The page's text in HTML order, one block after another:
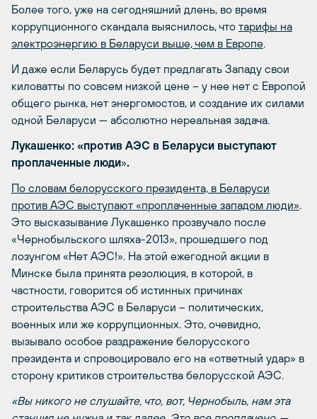
Более того, уже на сегодняшний длень, во время
коррупционного скандала выяснилось, что тарифы на
электроэнергию в Беларуси выше, чем в Европе.
И даже если Беларусь будет предлагать Западу свои
киловатты по совсем низкой цене – у нее нет с Европой
общего рынка, нет энергомостов, и создание их силами
одной Беларуси — абсолютно нереальная задача.
Лукашенко: «против АЭС в Беларуси выступают
проплаченные люди».
По словам белорусского президента, в Беларуси
против АЭС выступают «проплаченные западом люди».
Это высказывание Лукашенко прозвучало после
«Чернобыльского шляха-2013», прошедшего под
лозунгом «Нет АЭС!». На этой ежегодной акции в
Минске была принята резолюция, в которой, в
частности, говорится об истинных причинах
строительства АЭС в Беларуси – политических,
военных или же коррупционных. Это, очевидно,
вызывало особое раздражение белорусского
президента и спровоцировало его на «ответный удар» в
сторону критиков строительства белорусской АЭС.
«Вы никого не слушайте, что, вот, Чернобыль, нам эта